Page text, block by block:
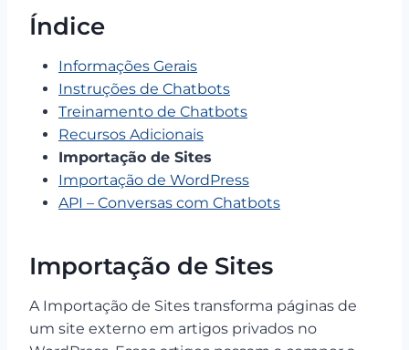
Índice
Informações Gerais
Instruções de Chatbots
Treinamento de Chatbots
Recursos Adicionais
Importação de Sites
Importação de WordPress
API – Conversas com Chatbots
Importação de Sites
A Importação de Sites transforma páginas de
um site externo em artigos privados no